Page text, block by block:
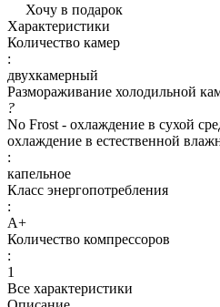
Хочу в подарок
Характеристики
Количество камер
:
двухкамерный
Размораживание холодильной
?
No Frost - охлаждение в сухой
охлаждение в естественной
:
капельное
Класс энергопотребления
:
A+
Количество компрессоров
:
1
Все характеристики